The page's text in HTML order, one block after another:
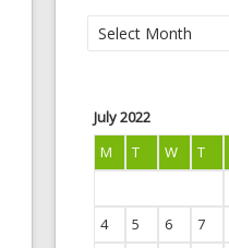
Daftar
Artikel
July 2022
M
T W T
4
5 6 7